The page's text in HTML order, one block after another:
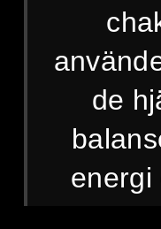
de
energi